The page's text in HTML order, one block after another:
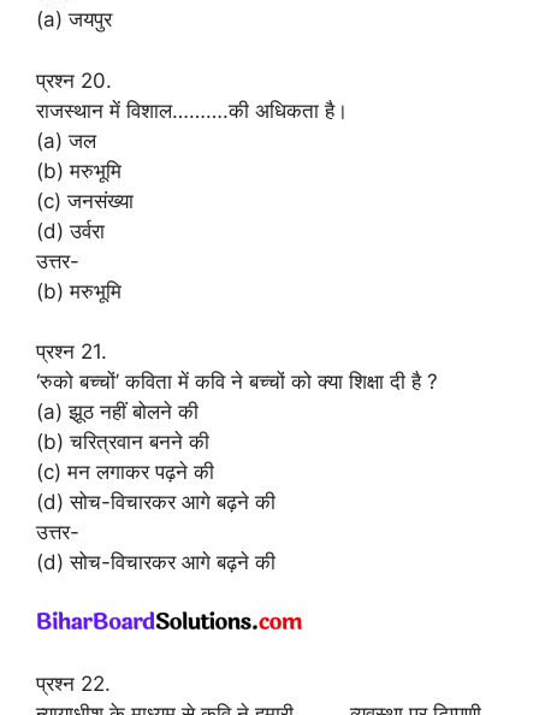
(a) जयपुर
प्रश्न 20.
राजस्थान में विशाल……….की अधिकता है।
(a) जल
(b) मरुभूमि
(c) जनसंख्या
(d) उर्वरा
उत्तर-
(b) मरुभूमि
प्रश्न 21.
‘रुको बच्चों’ कविता में कवि ने बच्चों को क्या शिक्षा दी है ?
(a) झूठ नहीं बोलने की
(b) चरित्रवान बनने की
(c) मन लगाकर पढ़ने की
(d) सोच-विचारकर आगे बढ़ने की
उत्तर-
(d) सोच-विचारकर आगे बढ़ने की
प्रश्न 22.